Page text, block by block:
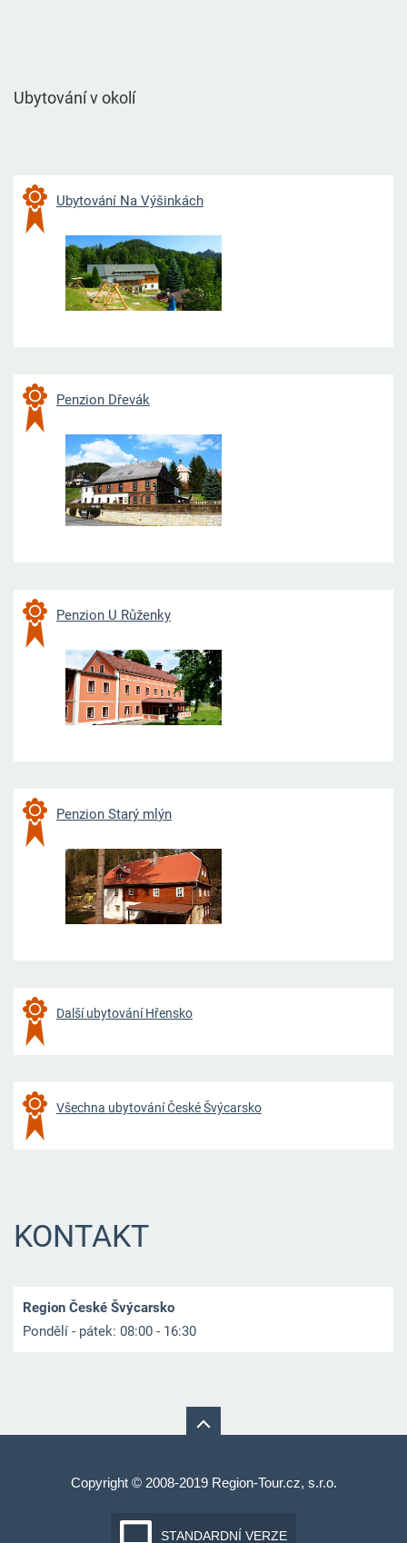
Ubytování v okolí
Ubytování Na Výšinkách
Penzion Dřevák
Penzion U Růženky
Penzion Starý ml ýn
Další ubytování Hřensko
Všechna ubytování České Švýcarsko
KONTAKT
Region České Švýcarsko
Pondělí - pátek: 08:00 - 16:30
Copyright © 2008-2019 Region-Tour.cz, s.r.o.
STANDARDNÍ VERZE